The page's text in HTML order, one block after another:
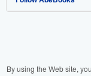
Your Ads Privacy
AbeBooks.it
By using the Web site,